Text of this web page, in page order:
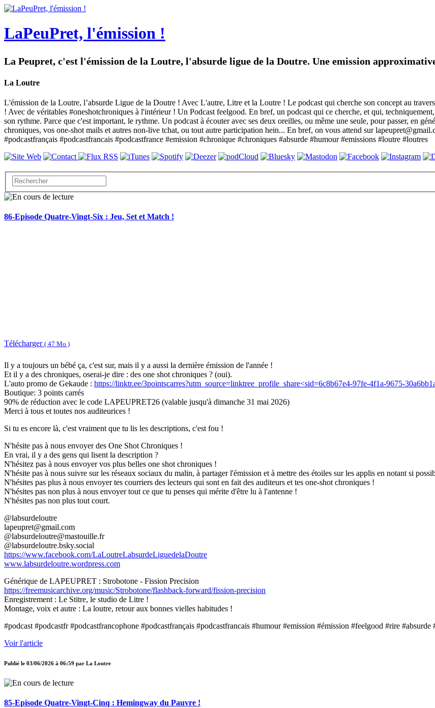
LaPeuPret, l'émission !
La Peupret, c'est l'émission de la Loutre, l'absurde ligue de la Doutre. Une emission
La Loutre
L'émission de la Loutre, l’absurde Ligue de la Doutre ! Avec L'autre, Litre et la Loutre ! Le podcast qui cherche son concept au
! Avec de véritables #oneshotchroniques à l'intérieur ! Un Podcast feelgood. En bref, un podcast qui ce cherche, et qui,
son rythme. Parce que c'est important, le rythme. Un podcast à écouter avec ses deux oreilles, ou même une seule, pour passer, en
chroniques, vos one-shot mails et autres non-live tchat, ou tout autre participation hein... En bref, on vous attend sur
#podcastfrançais #podcastfrancais #podcastfrance #emission #chronique #chroniques #absurde #humour #emissions #loutre #loutres
86-Episode Quatre-Vingt-Six : Jeu, Set et Match !
Télécharger ( 47 Mo )
Il y a toujours un bébé ça, c'est sur, mais il y a aussi la dernière émission de l'année !
Et il y a des chroniques, oserai-je dire : des one shot chroniques ? (oui).
L'auto promo de Gekaude : https://linktr.ee/3pointscarres?utm_source=linktree_profile_share<sid=6c8b67e4-97fe-4f1a-9675-
Boutique: 3 points carrés
90% de réduction avec le code LAPEUPRET26 (valable jusqu'à dimanche 31 mai 2026)
Merci à tous et toutes nos auditeurices !
Si tu es encore là, c'est vraiment que tu lis les descriptions, c'est fou !
N'hésite pas à nous envoyer des One Shot Chroniques !
En vrai, il y a des gens qui lisent la description ?
N'hésitez pas à nous envoyer vos plus belles one shot chroniques !
N'hésite pas à nous suivre sur les réseaux sociaux du malin, à partager l'émission et à mettre des étoiles sur les applis en notant si
N'hésites pas plus à nous envoyer tes courriers des lecteurs qui sont en fait des auditeurs et tes one-shot chroniques !
N'hésites pas non plus à nous envoyer tout ce que tu penses qui mérite d'être lu à l'antenne !
N'hésites pas non plus tout court.
@labsurdeloutre
lapeupret@gmail.com
@labsurdeloutre@mastouille.fr
@labsurdeloutre.bsky.social
https://www.facebook.com/LaLoutreLabsurdeLiguedelaDoutre
www.labsurdeloutre.wordpress.com
Générique de LAPEUPRET : Strobotone - Fission Precision
https://freemusicarchive.org/music/Strobotone/flashback-forward/fission-precision
Enregistrement : Le Stitre, le studio de Litre !
Montage, voix et autre : La loutre, retour aux bonnes vielles habitudes !
#podcast #podcastfr #podcastfrancophone #podcastfrançais #podcastfrancais #humour #emission #émission #feelgood #rire
Voir l'article
Publié le 03/06/2026 à 06:59 par La Loutre
85-Episode Quatre-Vingt-Cinq : Hemingway du Pauvre !